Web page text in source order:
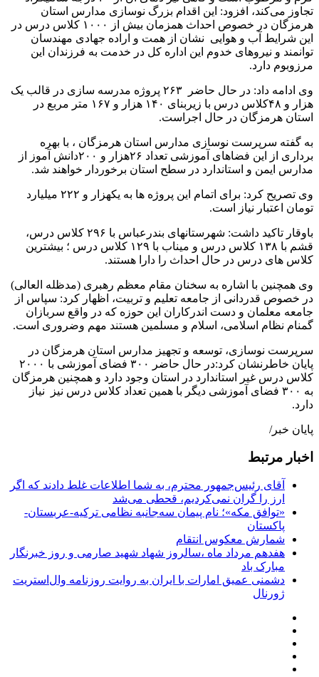
تجاوز می‌کند، افزود: این اقدام بزرگ نوسازی مدارس استان
هرمزگان در خصوص احداث همزمان بیش از ۱۰۰۰ کلاس درس در
این شرایط آب و هوایی نشان از همت و اراده جهادی مهندسان
توانمند و نیروهای خدوم این اداره کل در خدمت به فرزندان این
مرزوبوم دارد.
وی ادامه داد: در حال حاضر ۲۶۳ پروژه مدرسه سازی در قالب یک
هزار و ۴۸کلاس درس با زیربنای ۱۴۰ هزار و ۱۶۷ متر مربع در
استان هرمزگان در حال اجراست.
به گفته سرپرست نوسازی مدارس استان هرمزگان ، با بهره
برداری از این فضاهای آموزشی تعداد ۲۶هزار و ۲۰۰دانش آموز از
مدارس ایمن و استاندارد در سطح استان برخوردار خواهند شد.
وی تصریح کرد: برای اتمام این پروژه ها به یکهزار و ۲۲۲ میلیارد
تومان اعتبار نیاز است.
باوقار تاکید داشت: شهرستانهای بندرعباس با ۲۹۶ کلاس درس،
قشم با ۱۳۸ کلاس درس و میناب با ۱۲۹ کلاس درس ؛ بیشترین
کلاس های درس در حال احداث را دارا هستند.
وی همچنین با اشاره به سخنان مقام معظم رهبری (مدظله العالی)
در خصوص قدردانی از جامعه تعلیم و تربیت، اظهار کرد: سپاس از
جامعه معلمان و دست اندرکاران این حوزه که در واقع سربازان
گمنام نظام اسلامی، اسلام و مسلمین هستند مهم وضروری است.
سرپرست نوسازی، توسعه و تجهیز مدارس استان هرمزگان در
پایان خاطرنشان کرد:در حال حاضر ۳۰۰ فضای آموزشی با ۲۰۰۰
کلاس درس غیر استاندارد در استان وجود دارد و همچنین هرمزگان
به ۳۰۰ فضای آموزشی دیگر با همین تعداد کلاس درس نیز نیاز
دارد.
پایان خبر/
اخبار مرتبط
آقای رئیس‌جمهور محترم، به شما اطلاعات غلط دادند که اگر
ارز را گران نمی‌کردیم، قحطی می‌شد
«توافق مکه»؛ نام پیمان سه‌جانبه نظامی ترکیه-عربستان-
پاکستان
شمارش معکوس انتقام
هفدهم مرداد ماه ،سالروز شهاد شهید صارمی و روز خبرنگار
مبارک باد
دشمنی عمیق امارات با ایران به روایت روزنامه وال‌استریت
ژورنال